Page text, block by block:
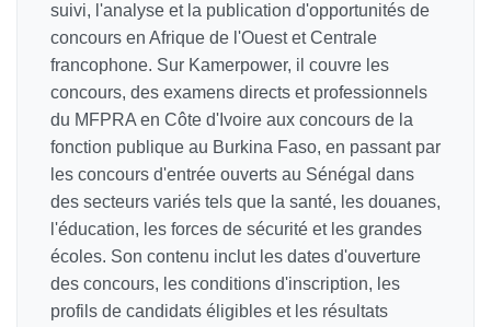
suivi, l'analyse et la publication d'opportunités de
concours en Afrique de l'Ouest et Centrale
francophone. Sur Kamerpower, il couvre les
concours, des examens directs et professionnels
du MFPRA en Côte d'Ivoire aux concours de la
fonction publique au Burkina Faso, en passant par
les concours d'entrée ouverts au Sénégal dans
des secteurs variés tels que la santé, les douanes,
l'éducation, les forces de sécurité et les grandes
écoles. Son contenu inclut les dates d'ouverture
des concours, les conditions d'inscription, les
profils de candidats éligibles et les résultats